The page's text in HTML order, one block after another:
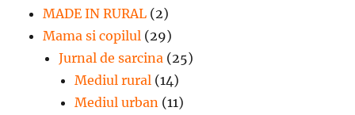
MADE IN RURAL (2)
Mama si copilul (29)
Jurnal de sarcina (25)
Mediul rural (14)
Mediul urban (11)